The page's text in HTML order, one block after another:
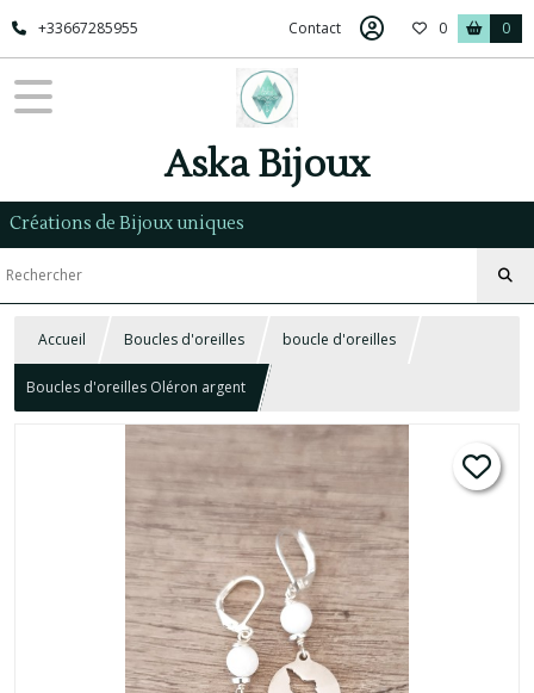
+33667285955 Contact 0 0
Aska Bijoux
Créations de Bijoux uniques
Accueil Boucles d'oreilles boucle d'oreilles
Boucles d'oreilles Oléron argent